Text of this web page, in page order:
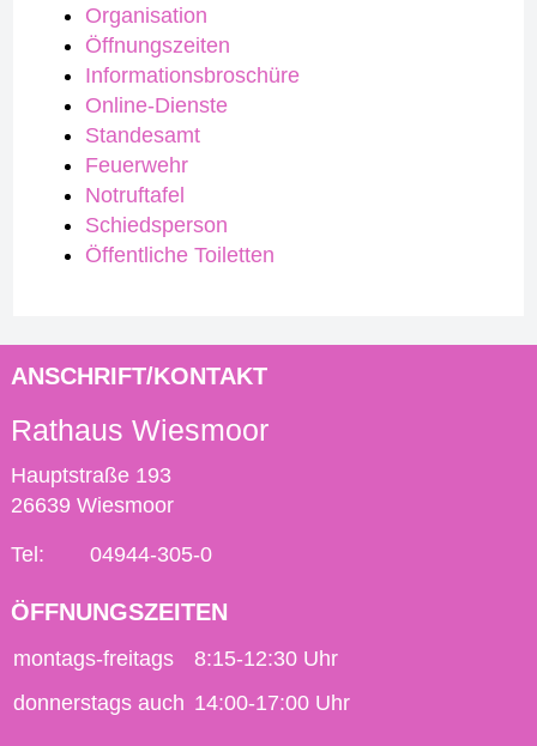
Organisation
Öffnungszeiten
Informationsbroschüre
Online-Dienste
Standesamt
Feuerwehr
Notruftafel
Schiedsperson
Öffentliche Toiletten
ANSCHRIFT/KONTAKT
Rathaus Wiesmoor
Hauptstraße 193
26639 Wiesmoor
Tel: 04944-305-0
ÖFFNUNGSZEITEN
montags-freitags
8:15-12:30 Uhr
donnerstags auch 14:00-17:00 Uhr